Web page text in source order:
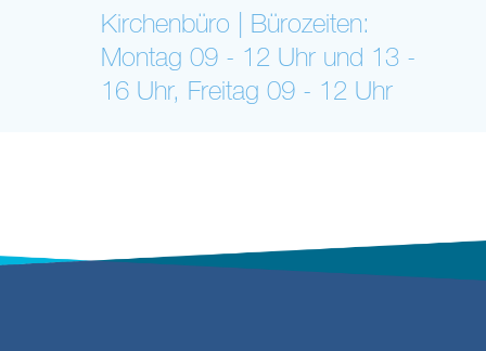
Kirchenbüro | Bürozeiten:
Montag 09 - 12 Uhr und 13 -
16 Uhr, Freitag 09 - 12 Uhr